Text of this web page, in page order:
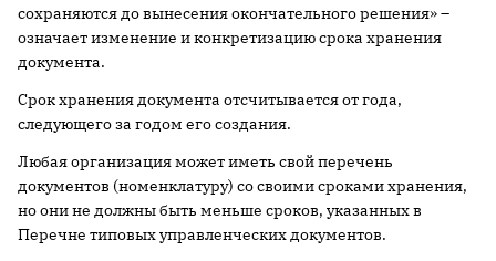
сохраняются до вынесения окончательного решения» –
означает изменение и конкретизацию срока хранения
документа.
Срок хранения документа отсчитывается от года,
следующего за годом его создания.
Любая организация может иметь свой перечень
документов (номенклатуру) со своими сроками хранения,
но они не должны быть меньше сроков, указанных в
Перечне типовых управленческих документов.